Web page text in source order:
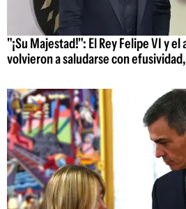
"¡Su Majestad!": El Rey Felipe VI y
volvieron a saludarse con